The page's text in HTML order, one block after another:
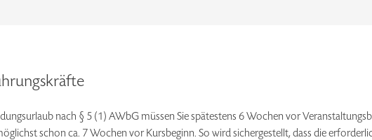
nach § 5 (1) AWbG müssen Sie spätestens 6 Wochen vor
schon ca. 7 Wochen vor Kursbeginn. So wird sichergestellt, dass die